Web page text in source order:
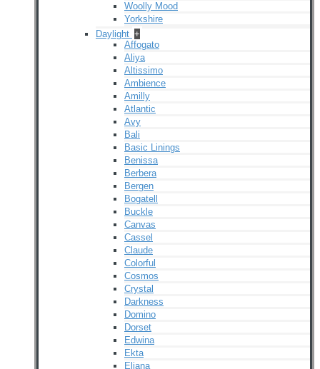
Woolly Mood
Yorkshire
Daylight +
Affogato
Aliya
Altissimo
Ambience
Amilly
Atlantic
Avy
Bali
Basic Linings
Benissa
Berbera
Bergen
Bogatell
Buckle
Canvas
Cassel
Claude
Colorful
Cosmos
Crystal
Darkness
Domino
Dorset
Edwina
Ekta
Eliana